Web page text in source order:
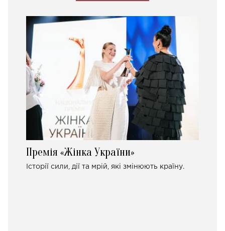
Премія «Жінка України»
Історії сили, дії та мрій, які змінюють країну.